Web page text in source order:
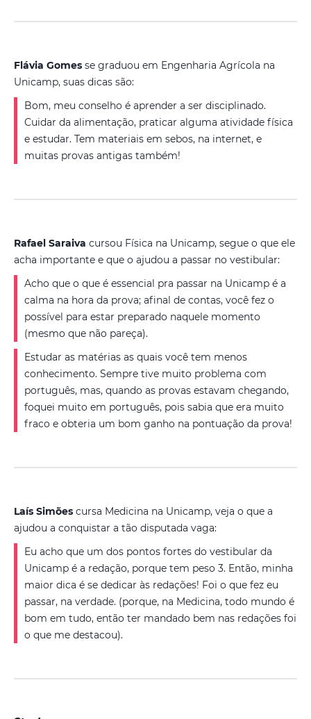
Flávia Gomes se graduou em Engenharia Agrícola na
Unicamp, suas dicas são:
Bom, meu conselho é aprender a ser disciplinado.
Cuidar da alimentação, praticar alguma atividade física
e estudar. Tem materiais em sebos, na internet, e
muitas provas antigas também!
Rafael Saraiva cursou Física na Unicamp, segue o que ele
acha importante e que o ajudou a passar no vestibular:
Acho que o que é essencial pra passar na Unicamp é a
calma na hora da prova; afinal de contas, você fez o
possível para estar preparado naquele momento
(mesmo que não pareça).
Estudar as matérias as quais você tem menos
conhecimento. Sempre tive muito problema com
português, mas, quando as provas estavam chegando,
foquei muito em português, pois sabia que era muito
fraco e obteria um bom ganho na pontuação da prova!
Laís Simões cursa Medicina na Unicamp, veja o que a
ajudou a conquistar a tão disputada vaga:
Eu acho que um dos pontos fortes do vestibular da
Unicamp é a redação, porque tem peso 3. Então, minha
maior dica é se dedicar às redações! Foi o que fez eu
passar, na verdade. (porque, na Medicina, todo mundo é
bom em tudo, então ter mandado bem nas redações foi
o que me destacou).